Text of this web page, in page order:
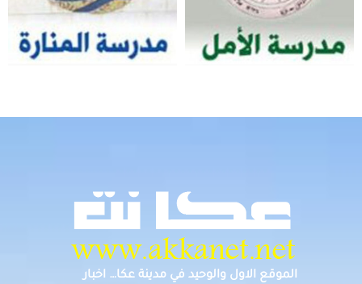
الموقع الاول والوحيد في مدينة عكا… اخبار